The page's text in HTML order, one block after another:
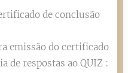
de conclusão
emissão do certificado
de respostas ao QUIZ :